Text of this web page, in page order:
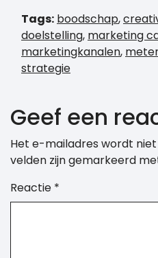
Tags: boodschap,
doelstelling, marketing
marketingkanalen,
strategie
Geef een
Het e-mailadres wordt
velden zijn gemarkeerd
Reactie *